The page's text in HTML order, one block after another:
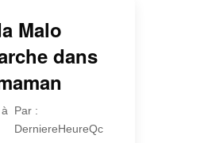
Malo
dans
Par :
DerniereHeureQc